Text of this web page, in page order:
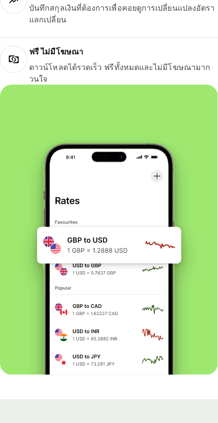
บันทึกสกุลเงินที่ต้องการเพื่อคอยดูการเปลี่ยนแปลงอัตรา
แลกเปลี่ยน
ฟรี ไม่มีโฆษณา
ดาวน์โหลดได้รวดเร็ว ฟรีทั้งหมดและไม่มีโฆษณามาก
วนใจ